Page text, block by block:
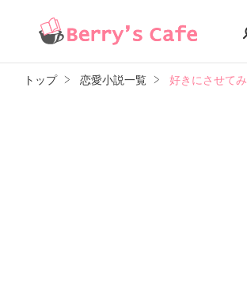
トップ 恋愛小説一覧 好きにさせて